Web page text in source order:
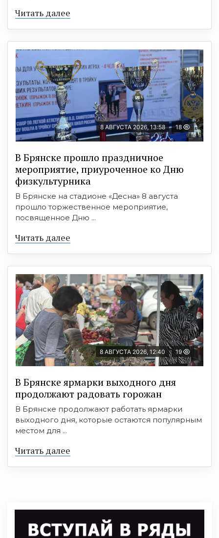
Читать далее
8 АВГУСТА 2026, 13:58 18
В Брянске прошло праздничное
мероприятие, приуроченное ко Дню
физкультурника
В Брянске на стадионе «Десна» 8 августа
прошло торжественное мероприятие,
посвященное Дню ...
Читать далее
8 АВГУСТА 2026, 12:40 19
В Брянске ярмарки выходного дня
продолжают радовать горожан
В Брянске продолжают работать ярмарки
выходного дня, которые остаются популярным
местом для ...
Читать далее